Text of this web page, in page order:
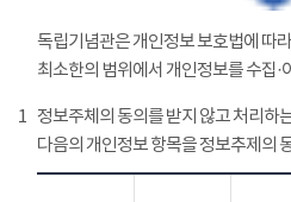
독립기념관은 개인정보 보호법에 따
최소한의 범위에서 개인정보를 수집·
1 정보주체의 동의를 받지 않고 처리하
다음의 개인정보 항목을 정보추제의